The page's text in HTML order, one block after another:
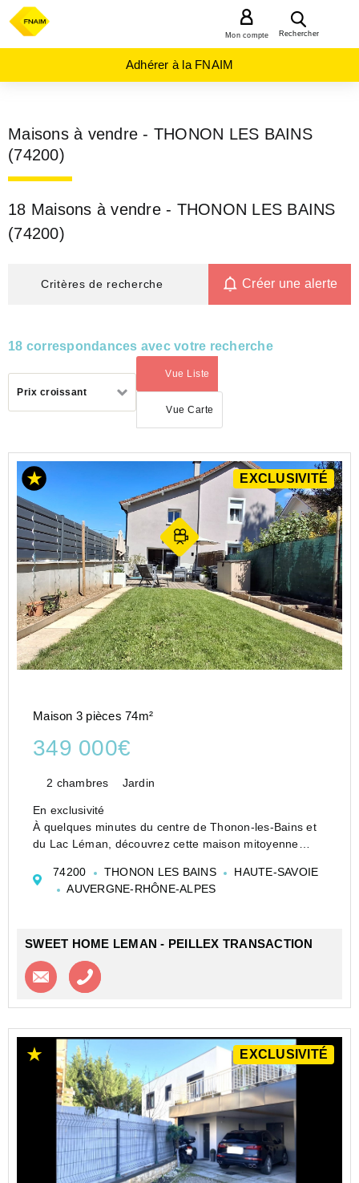
Rechercher
Mon compte
Adhérer à la FNAIM
Maisons à vendre - THONON LES BAINS
(74200)
18 Maisons à vendre - THONON LES BAINS
(74200)
Critères de recherche Créer une alerte
18 correspondances avec votre recherche
Prix croissant
Vue Liste
(activé)
Vue Carte
ACHAT
MAISON
AUVERGNE-
RHÔNE-
ALPES
HAUTE-
SAVOIE
(74)
THONON
LES
BAINS
(74200)
EXCLUSIVITÉ
Maison 3 pièces 74m²
349 000€
2 chambres Jardin
En exclusivité
À quelques minutes du centre de Thonon-les-Bains et
du Lac Léman, découvrez cette maison mitoyenne
écoles et de toutes les commodités.
Elle se compose au rez-de-chaussée d'une entrée...
74200 THONON LES BAINS
HAUTE-SAVOIE
AUVERGNE-RHÔNE-ALPES
SWEET HOME LEMAN - PEILLEX TRANSACTION
Contacter l'agence
EXCLUSIVITÉ